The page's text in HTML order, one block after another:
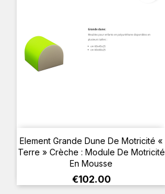
Element Grande Dune De Motricité «
Terre » Crèche : Module De Motricité
En Mousse
Price
€102.00